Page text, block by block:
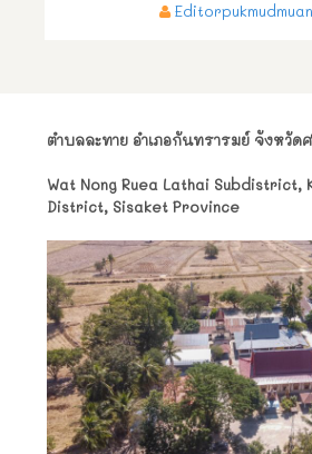
ตำบลละทาย อำเภอกันทรารมย์ จังหวัด
Wat Nong Ruea Lathai Subdistrict,
District, Sisaket Province